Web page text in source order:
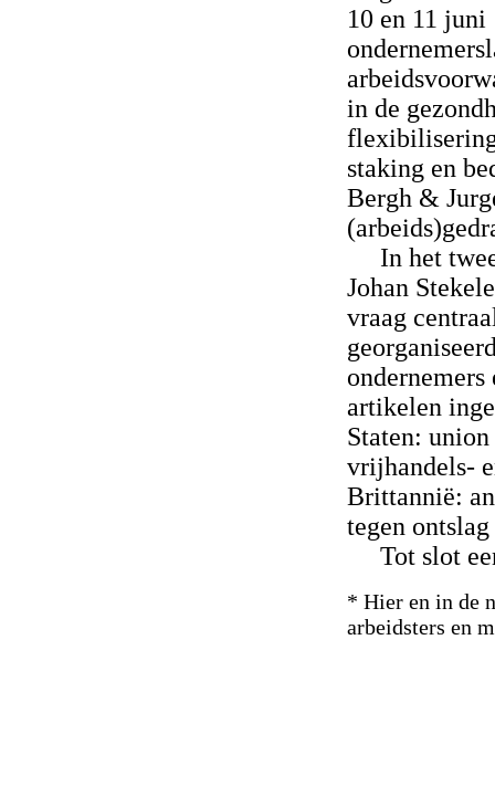
10 en 11
in de
staking en
Bergh &
In het
Johan
vraag
artikelen
Staten:
vrijhandels-
Brittannië:
tegen
Tot slot
* Hier en in de
arbeidsters en